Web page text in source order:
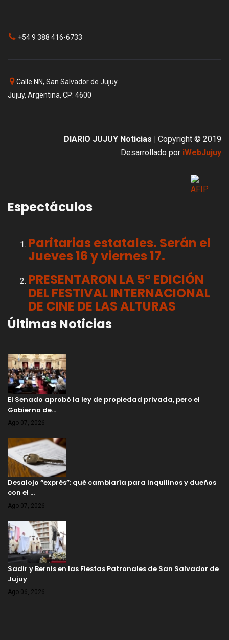
+54 9 388 416-6733
Calle NN, San Salvador de Jujuy
Jujuy, Argentina, CP: 4600
DIARIO JUJUY Noticias | Copyright © 2019
Desarrollado por iWebJujuy
Espectáculos
Paritarias estatales. Serán el
Jueves 16 y viernes 17.
PRESENTARON LA 5° EDICIÓN
DEL FESTIVAL INTERNACIONAL
DE CINE DE LAS ALTURAS
Últimas Noticias
El Senado aprobó la ley de propiedad privada, pero el
Gobierno de…
Ago 07, 2026
Desalojo “exprés”: qué cambiaría para inquilinos y dueños
con el …
Ago 07, 2026
Sadir y Bernis en las Fiestas Patronales de San Salvador de
Jujuy
Ago 06, 2026